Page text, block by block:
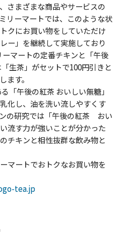
さまざまな商品やサービスの
リーマートでは、このような状
クにお買い物をしていただけ
ー」を継続して実施しており
ーマートの定番チキンと「午後
生茶」がセットで100円引きと
ます。
「午後の紅茶 おいしい無糖」
化し、油を洗い流しやすくす
の研究では「午後の紅茶 おい
流す力が強いことが分かった
チキンと相性抜群な飲み物と
マートでおトクなお買い物を
tea.jp